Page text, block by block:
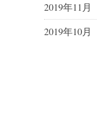
2019年11月
2019年10月